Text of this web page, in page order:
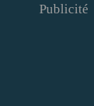
Publicité